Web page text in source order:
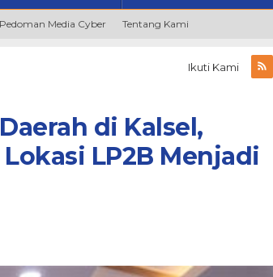
Pedoman Media Cyber Tentang Kami
Ikuti Kami
di Kalsel,
LP2B Menjadi